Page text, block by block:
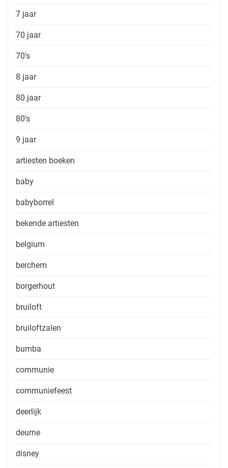
7 jaar
70 jaar
70's
8 jaar
80 jaar
80's
9 jaar
artiesten boeken
baby
babyborrel
bekende artiesten
belgium
berchem
borgerhout
bruiloft
bruiloftzalen
bumba
communie
communiefeest
deerlijk
deurne
disney